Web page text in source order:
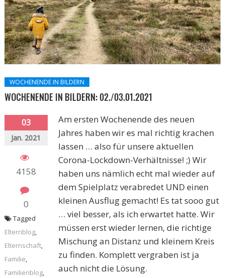
WOCHENENDE IN BILDERN
WOCHENENDE IN BILDERN: 02./03.01.2021
03
Jan. 2021
4158
0
Am ersten Wochenende des neuen
Jahres haben wir es mal richtig krachen
lassen … also für unsere aktuellen
Corona-Lockdown-Verhältnisse! ;) Wir
haben uns nämlich echt mal wieder auf
dem Spielplatz verabredet UND einen
kleinen Ausflug gemacht! Es tat sooo gut
… viel besser, als ich erwartet hatte. Wir
müssen erst wieder lernen, die richtige
Mischung an Distanz und kleinem Kreis
zu finden. Komplett vergraben ist ja
auch nicht die Lösung.
Tagged
Elternblog,
Elternschaft,
Familie,
Familienblog,